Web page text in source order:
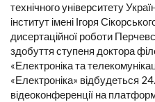
технічного університету
інститут імені Ігоря
дисертаційної роботи
здобуття ступеня доктора
«Електроніка та
«Електроніка» відбудеться
відеоконференції на